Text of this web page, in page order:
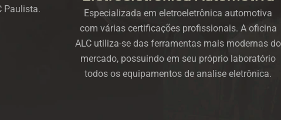
Paulista.
Especializada em eletroeletrônica automotiva
com várias certificações profissionais. A oficina
ALC utiliza-se das ferramentas mais modernas do
mercado, possuindo em seu próprio laboratório
todos os equipamentos de analise eletrônica.